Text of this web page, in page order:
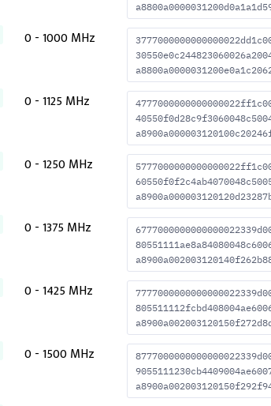
0 - 1000 MHz
0 - 1125 MHz
0 - 1250 MHz
0 - 1375 MHz
0 - 1425 MHz
0 - 1500 MHz